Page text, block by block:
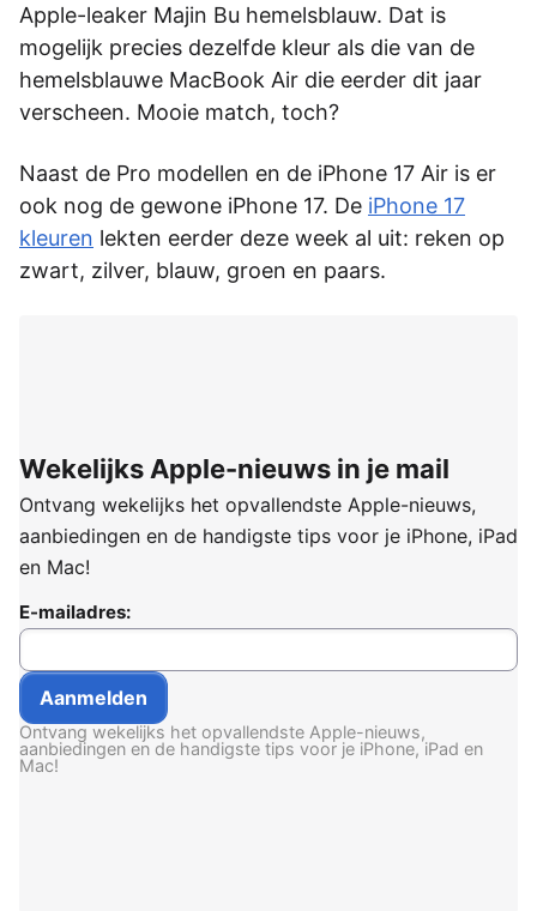
Apple-leaker Majin Bu hemelsblauw. Dat is
mogelijk precies dezelfde kleur als die van de
hemelsblauwe MacBook Air die eerder dit jaar
verscheen. Mooie match, toch?
Naast de Pro modellen en de iPhone 17 Air is er
ook nog de gewone iPhone 17. De iPhone 17
kleuren lekten eerder deze week al uit: reken op
zwart, zilver, blauw, groen en paars.
Wekelijks Apple-nieuws in je mail
Ontvang wekelijks het opvallendste Apple-nieuws,
aanbiedingen en de handigste tips voor je iPhone, iPad
en Mac!
E-mailadres:
Ontvang wekelijks het opvallendste Apple-nieuws,
aanbiedingen en de handigste tips voor je iPhone, iPad en
Mac!